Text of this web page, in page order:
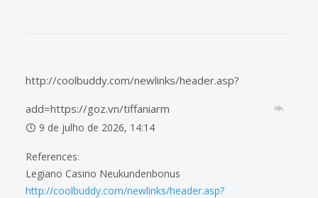
http://coolbuddy.com/newlinks/header.asp?
add=https://goz.vn/tiffaniarm
9 de julho de 2026, 14:14
References:
Legiano Casino Neukundenbonus
http://coolbuddy.com/newlinks/header.asp?